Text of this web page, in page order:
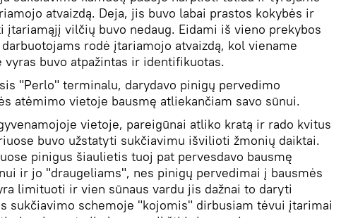
atvaizdą. Deja, jis buvo labai prastos kokybės ir
įtariamąjį vilčių buvo nedaug. Eidami iš vieno prekybos
rodė įtariamojo atvaizdą, kol viename
vyras buvo atpažintas ir identifikuotas.
"Perlo" terminalu, darydavo pinigų pervedimo
atėmimo vietoje bausmę atliekančiam savo sūnui.
vietoje, pareigūnai atliko kratą ir rado kvitus
buvo užstatyti sukčiavimu išvilioti žmonių daiktai.
pinigus šiaulietis tuoj pat pervesdavo bausmę
ir jo "draugeliams", nes pinigų pervedimai į bausmės
limituoti ir vien sūnaus vardu jis dažnai to daryti
sukčiavimo schemoje "kojomis" dirbusiam tėvui įtarimai